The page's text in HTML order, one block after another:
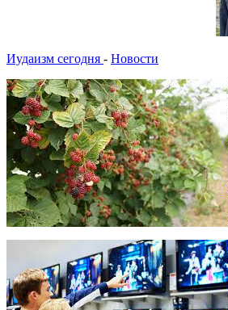
Иудаизм сегодня - Новости